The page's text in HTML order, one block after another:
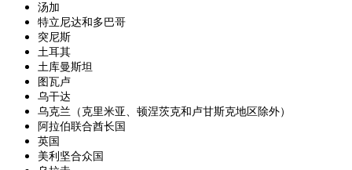
汤加
特立尼达和多巴哥
突尼斯
土耳其
土库曼斯坦
图瓦卢
乌干达
乌克兰（克里米亚、顿涅茨克和卢甘斯克地区除外）
阿拉伯联合酋长国
英国
美利坚合众国